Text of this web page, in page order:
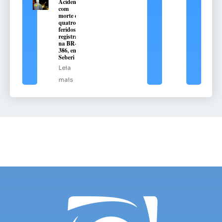
com
morte e
quatro
feridos é
registrado
na BR-
386, em
Seberi
Leia
mais